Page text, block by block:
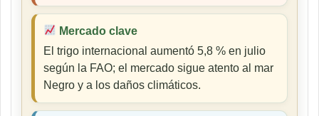
Mercado clave
El trigo internacional aumentó 5,8 % en julio
según la FAO; el mercado sigue atento al mar
Negro y a los daños climáticos.